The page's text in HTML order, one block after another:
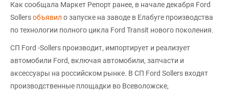
Как сообщала Маркет Репорт ранее, в начале декабря Ford
Sollersобъявил о запуске на заводе в Елабуге производства
по технологии полного цикла Ford Transit нового поколения.
СП Ford -Sollers производит, импортирует и реализует
автомобили Ford, включая автомобили, запчасти и
аксессуары на российском рынке. В СП Ford Sollers входят
производственные площадки во Всеволожске,